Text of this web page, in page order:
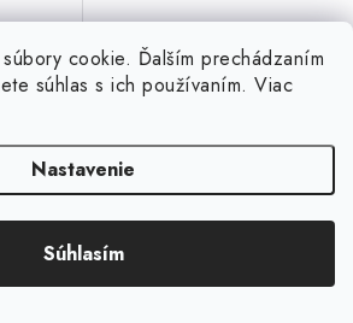
cookie. Ďalším prechádzaním
súhlas s ich používaním. Viac
Nastavenie
Súhlasím
F 3x1
Kábel CGSG H05RR-F 2x1,5
guma čierny, ohybný